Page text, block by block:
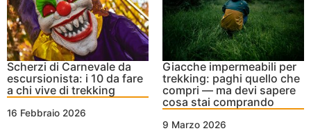
Scherzi di Carnevale da
escursionista: i 10 da fare
a chi vive di trekking
16 Febbraio 2026
Giacche impermeabili per
trekking: paghi quello che
compri — ma devi sapere
cosa stai comprando
9 Marzo 2026